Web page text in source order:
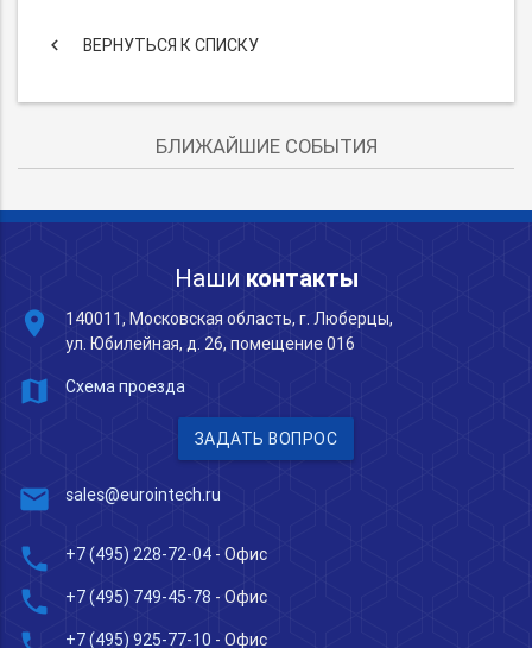
keyboard_arrow_left ВЕРНУТЬСЯ К СПИСКУ
БЛИЖАЙШИЕ СОБЫТИЯ
Наши контакты
place
140011, Московская область, г. Люберцы,
ул. Юбилейная, д. 26, помещение 016
map Схема проезда
ЗАДАТЬ ВОПРОС
mail sales@eurointech.ru
phone +7 (495) 228-72-04 - Офис
phone +7 (495) 749-45-78 - Офис
+7 (495) 925-77-10 - Офис